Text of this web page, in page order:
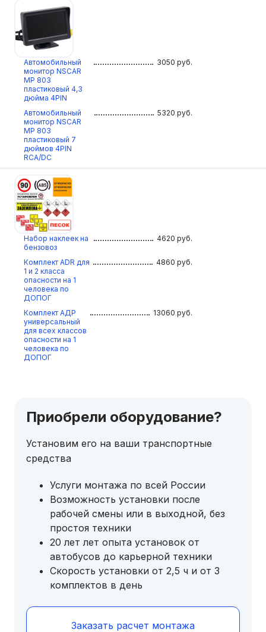
Автомобильный
монитор NSCAR
МР 803
пластиковый 4,3
дюйма 4PIN
3050 руб.
Автомобильный
монитор NSCAR
МР 803
пластиковый 7
дюймов 4PIN
RCA/DC
5320 руб.
Набор наклеек на
бензовоз
4620 руб.
Комплект ADR для
1 и 2 класса
опасности на 1
человека по
ДОПОГ
4860 руб.
Комплект АДР
универсальный
для всех классов
опасности на 1
человека по
ДОПОГ
13060 руб.
Приобрели оборудование?
Установим его на ваши транспортные
средства
Услуги монтажа по всей России
Возможность установки после
рабочей смены или в выходной, без
простоя техники
20 лет лет опыта установок от
автобусов до карьерной техники
Скорость установки от 2,5 ч и от 3
комплектов в день
Заказать расчет монтажа